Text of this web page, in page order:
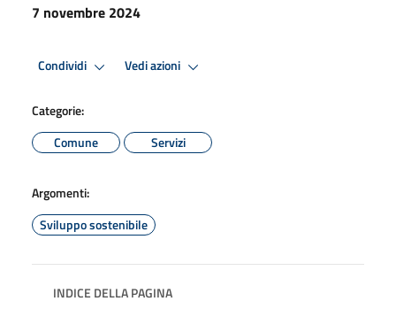
7 novembre 2024
Condividi Vedi azioni
Categorie:
Comune
Servizi
Argomenti:
Sviluppo sostenibile
INDICE DELLA PAGINA